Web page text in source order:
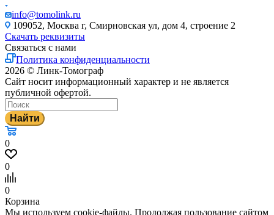
info@tomolink.ru
109052, Москва г, Смирновская ул, дом 4, строение 2
Скачать реквизиты
Связаться с нами
Политика конфиденциальности
2026 © Линк-Томограф
Сайт носит информационный характер и не является
публичной офертой.
Найти
0
0
0
Корзина
Мы используем cookie-файлы. Продолжая пользование сайтом